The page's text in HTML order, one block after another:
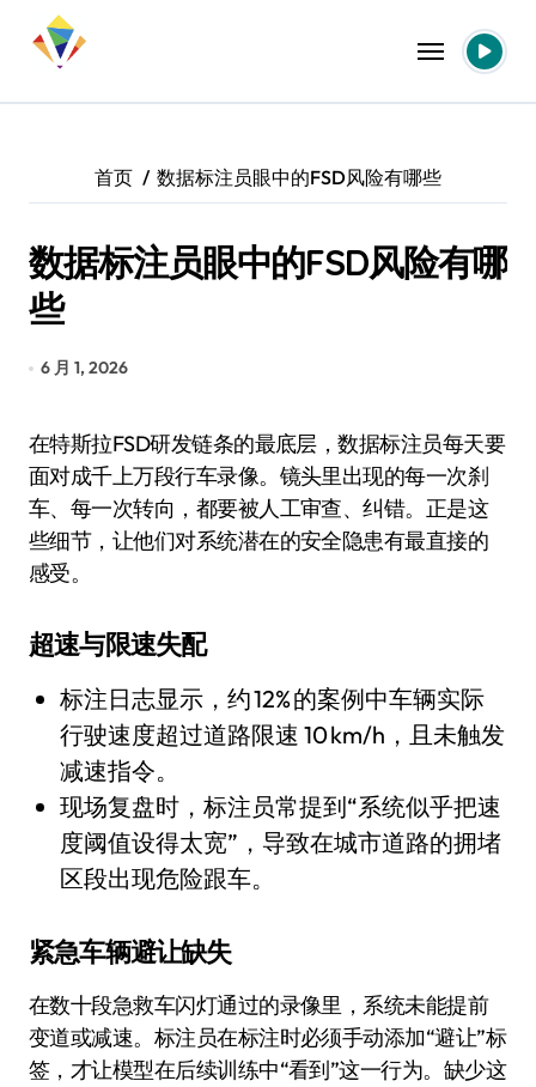
首页 数据标注员眼中的FSD风险有哪些
数据标注员眼中的FSD风险有哪
些
6 月 1, 2026
在特斯拉FSD研发链条的最底层，数据标注员每天要
面对成千上万段行车录像。镜头里出现的每一次刹
车、每一次转向，都要被人工审查、纠错。正是这
些细节，让他们对系统潜在的安全隐患有最直接的
感受。
超速与限速失配
标注日志显示，约 12% 的案例中车辆实际
行驶速度超过道路限速 10 km/h，且未触发
减速指令。
现场复盘时，标注员常提到“系统似乎把速
度阈值设得太宽”，导致在城市道路的拥堵
区段出现危险跟车。
紧急车辆避让缺失
在数十段急救车闪灯通过的录像里，系统未能提前
变道或减速。标注员在标注时必须手动添加“避让”标
签，才让模型在后续训练中“看到”这一行为。缺少这